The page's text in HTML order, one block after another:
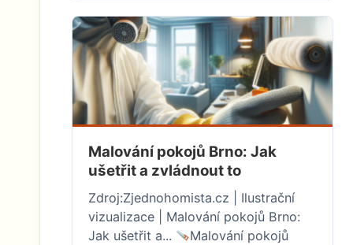
Malování pokojů Brno: Jak
ušetřit a zvládnout to
Zdroj:Zjednohomista.cz | Ilustrační
vizualizace | Malování pokojů Brno:
Jak ušetřit a...
Malování pokojů